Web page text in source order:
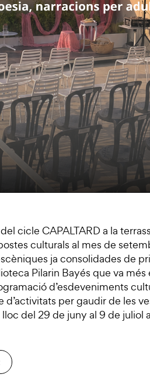
cicle CAPALTARD a la
culturals al mes de
ja consolidades de
Pilarin Bayés que va
d’esdeveniments
d’activitats per gaudir de les
del 29 de juny al 9 de juliol